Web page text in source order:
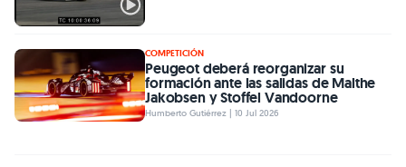
COMPETICIÓN
Peugeot deberá reorganizar su
formación ante las salidas de Malthe
Jakobsen y Stoffel Vandoorne
Humberto Gutiérrez | 10 Jul 2026